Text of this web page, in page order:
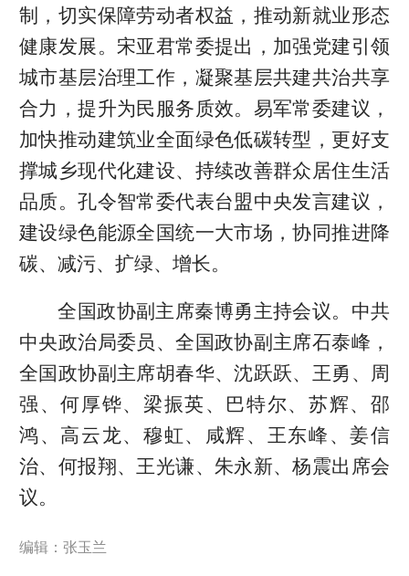
制，切实保障劳动者权益，推动新就业形态
健康发展。宋亚君常委提出，加强党建引领
城市基层治理工作，凝聚基层共建共治共享
合力，提升为民服务质效。易军常委建议，
加快推动建筑业全面绿色低碳转型，更好支
撑城乡现代化建设、持续改善群众居住生活
品质。孔令智常委代表台盟中央发言建议，
建设绿色能源全国统一大市场，协同推进降
碳、减污、扩绿、增长。
全国政协副主席秦博勇主持会议。中共
中央政治局委员、全国政协副主席石泰峰，
全国政协副主席胡春华、沈跃跃、王勇、周
强、何厚铧、梁振英、巴特尔、苏辉、邵
鸿、高云龙、穆虹、咸辉、王东峰、姜信
治、何报翔、王光谦、朱永新、杨震出席会
议。
编辑：张玉兰